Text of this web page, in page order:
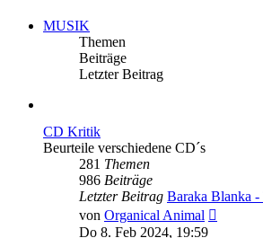
MUSIK
Themen
Beiträge
Letzter Beitrag
CD Kritik
Beurteile verschiedene CD´s
281 Themen
986 Beiträge
Letzter Beitrag Baraka Blanka
von Organical Animal
Do 8. Feb 2024, 19:59